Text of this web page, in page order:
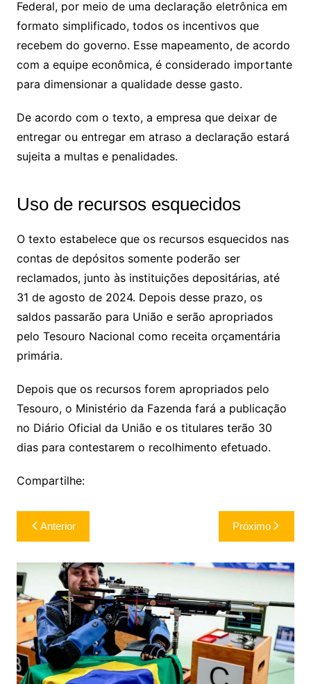
Federal, por meio de uma declaração eletrônica em
formato simplificado, todos os incentivos que
recebem do governo. Esse mapeamento, de acordo
com a equipe econômica, é considerado importante
para dimensionar a qualidade desse gasto.
De acordo com o texto, a empresa que deixar de
entregar ou entregar em atraso a declaração estará
sujeita a multas e penalidades.
Uso de recursos esquecidos
O texto estabelece que os recursos esquecidos nas
contas de depósitos somente poderão ser
reclamados, junto às instituições depositárias, até
31 de agosto de 2024. Depois desse prazo, os
saldos passarão para União e serão apropriados
pelo Tesouro Nacional como receita orçamentária
primária.
Depois que os recursos forem apropriados pelo
Tesouro, o Ministério da Fazenda fará a publicação
no Diário Oficial da União e os titulares terão 30
dias para contestarem o recolhimento efetuado.
Compartilhe:
Navegação
de
Post
Anterior Próximo